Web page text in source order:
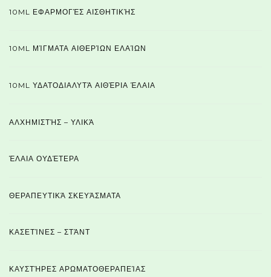
10ML ΕΦΑΡΜΟΓΈΣ ΑΙΣΘΗΤΙΚΉΣ
10ML ΜΊΓΜΑΤΑ ΑΙΘΕΡΊΩΝ ΕΛΑΊΩΝ
10ML ΥΔΑΤΟΔΙΑΛΥΤΆ ΑΙΘΈΡΙΑ ΈΛΑΙΑ
ΑΛΧΗΜΙΣΤΉΣ – ΥΛΙΚΆ
ΈΛΑΙΑ ΟΥΔΈΤΕΡΑ
ΘΕΡΑΠΕΥΤΙΚΆ ΣΚΕΥΆΣΜΑΤΑ
ΚΑΣΕΤΊΝΕΣ – ΣΤΆΝΤ
ΚΑΥΣΤΉΡΕΣ ΑΡΩΜΑΤΟΘΕΡΑΠΕΊΑΣ